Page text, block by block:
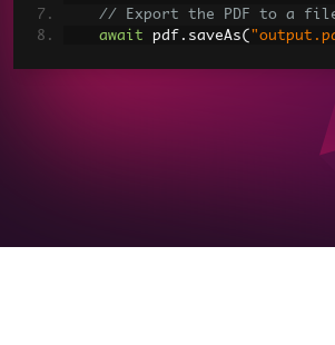
// Export the PDF to a
await pdf . saveAs(
// Load external HTML
})();